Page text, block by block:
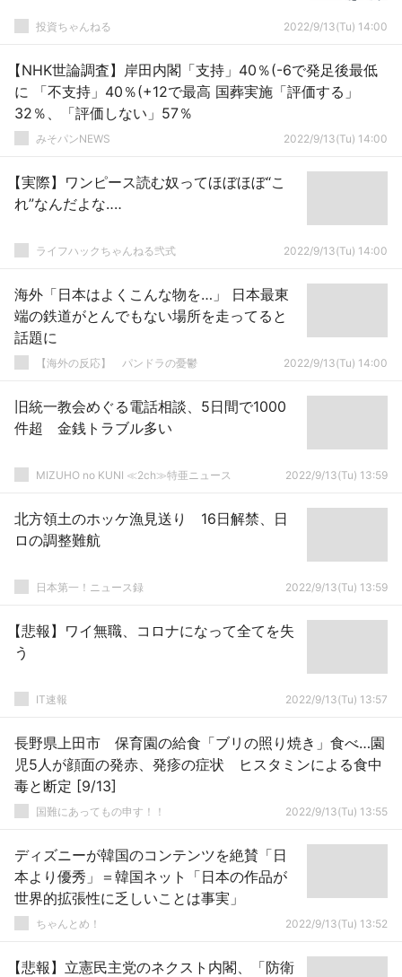
投資ちゃんねる 2022/9/13(Tu) 14:00
【NHK世論調査】岸田内閣「支持」40％(-6で発足後最低
に 「不支持」40％(+12で最高 国葬実施「評価する」
32％、「評価しない」57％
みそパンNEWS 2022/9/13(Tu) 14:00
【実際】ワンピース読む奴ってほぼほぼ“こ
れ”なんだよな‥‥
ライフハックちゃんねる弐式 2022/9/13(Tu) 14:00
海外「日本はよくこんな物を…」 日本最東
端の鉄道がとんでもない場所を走ってると
話題に
【海外の反応】 パンドラの憂鬱 2022/9/13(Tu) 14:00
旧統一教会めぐる電話相談、5日間で1000
件超 金銭トラブル多い
MIZUHO no KUNI ≪2ch≫特亜ニュース 2022/9/13(Tu) 13:59
北方領土のホッケ漁見送り 16日解禁、日
ロの調整難航
日本第一！ニュース録 2022/9/13(Tu) 13:59
【悲報】ワイ無職、コロナになって全てを失
う
IT速報 2022/9/13(Tu) 13:57
長野県上田市 保育園の給食「ブリの照り焼き」食べ…園
児5人が顔面の発赤、発疹の症状 ヒスタミンによる食中
毒と断定 [9/13]
国難にあってもの申す！！ 2022/9/13(Tu) 13:55
ディズニーが韓国のコンテンツを絶賛「日
本より優秀」＝韓国ネット「日本の作品が
世界的拡張性に乏しいことは事実」
ちゃんとめ！ 2022/9/13(Tu) 13:52
【悲報】立憲民主党のネクスト内閣、「防衛